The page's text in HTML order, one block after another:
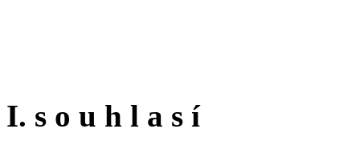
I. s o u h l a s í